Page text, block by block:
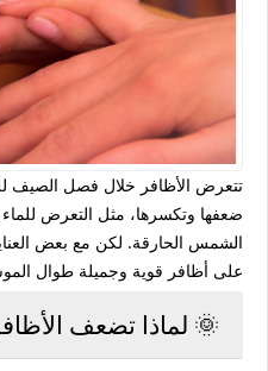
تتعرض الأظافر خلال فصل الصيف
ضعفها وتكسرها، مثل التعرض للماء
الشمس الحارقة. لكن مع بعض
على أظافر قوية وجميلة طوال
🌞 لماذا تضعف